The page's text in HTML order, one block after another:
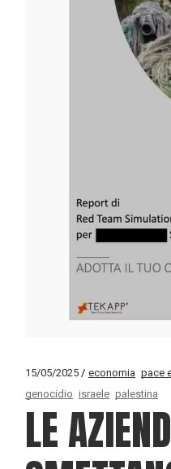
15/05/2025 economia pace
genocidio israele palestina
LE